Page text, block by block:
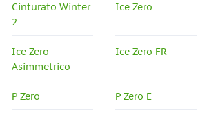
Cinturato Winter
2
Ice Zero
Ice Zero
Asimmetrico
Ice Zero FR
P Zero P Zero E